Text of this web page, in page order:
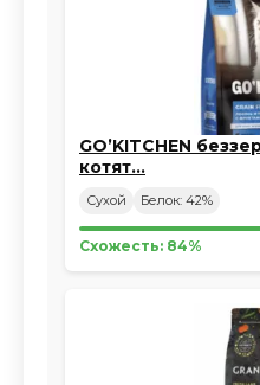
GO’KITCHEN
котят…
Сухой Белок: 42%
Схожесть: 84%